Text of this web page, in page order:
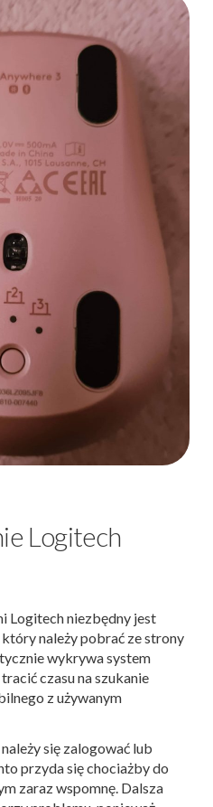
Logitech
Logitech niezbędny jest
który należy pobrać ze strony
wykrywa system
czasu na szukanie
z używanym
się zalogować lub
przyda się chociażby do
zaraz wspomnę. Dalsza